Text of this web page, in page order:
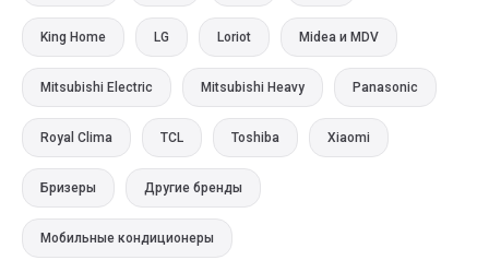
King Home LG Loriot Midea и MDV
Mitsubishi Electric Mitsubishi Heavy Panasonic
Royal Clima TCL Toshiba Xiaomi
Бризеры Другие бренды
Мобильные кондиционеры